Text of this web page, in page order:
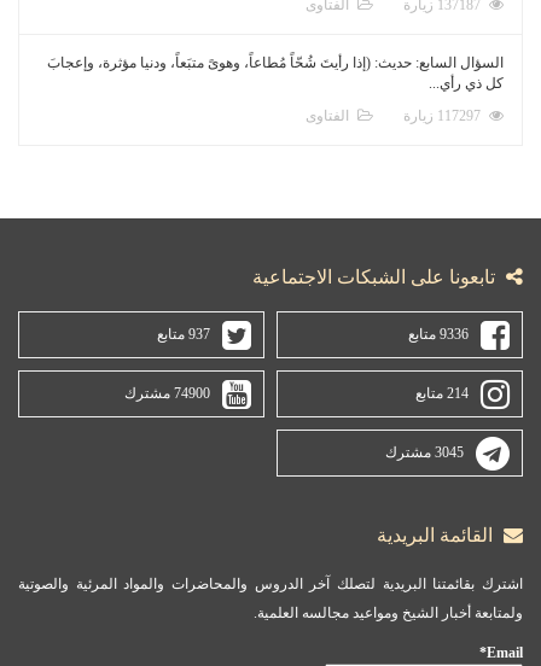
الفتاوى
السؤال السابع: حديث: (إذا رأيتَ شُحّاً مُطاعاً، وهوىً متبَعاً، ودنيا مؤثرة، وإعجابَ
كل ذي رأي...
الفتاوى
تابعونا على الشبكات الاجتماعية
9336 متابع 937 متابع
214 متابع 74900 مشترك
3045 مشترك
القائمة البريدية
اشترك بقائمتنا البريدية لتصلك آخر الدروس والمحاضرات والمواد المرئية والصوتية
ولمتابعة أخبار الشيخ ومواعيد مجالسه العلمية.
Email*